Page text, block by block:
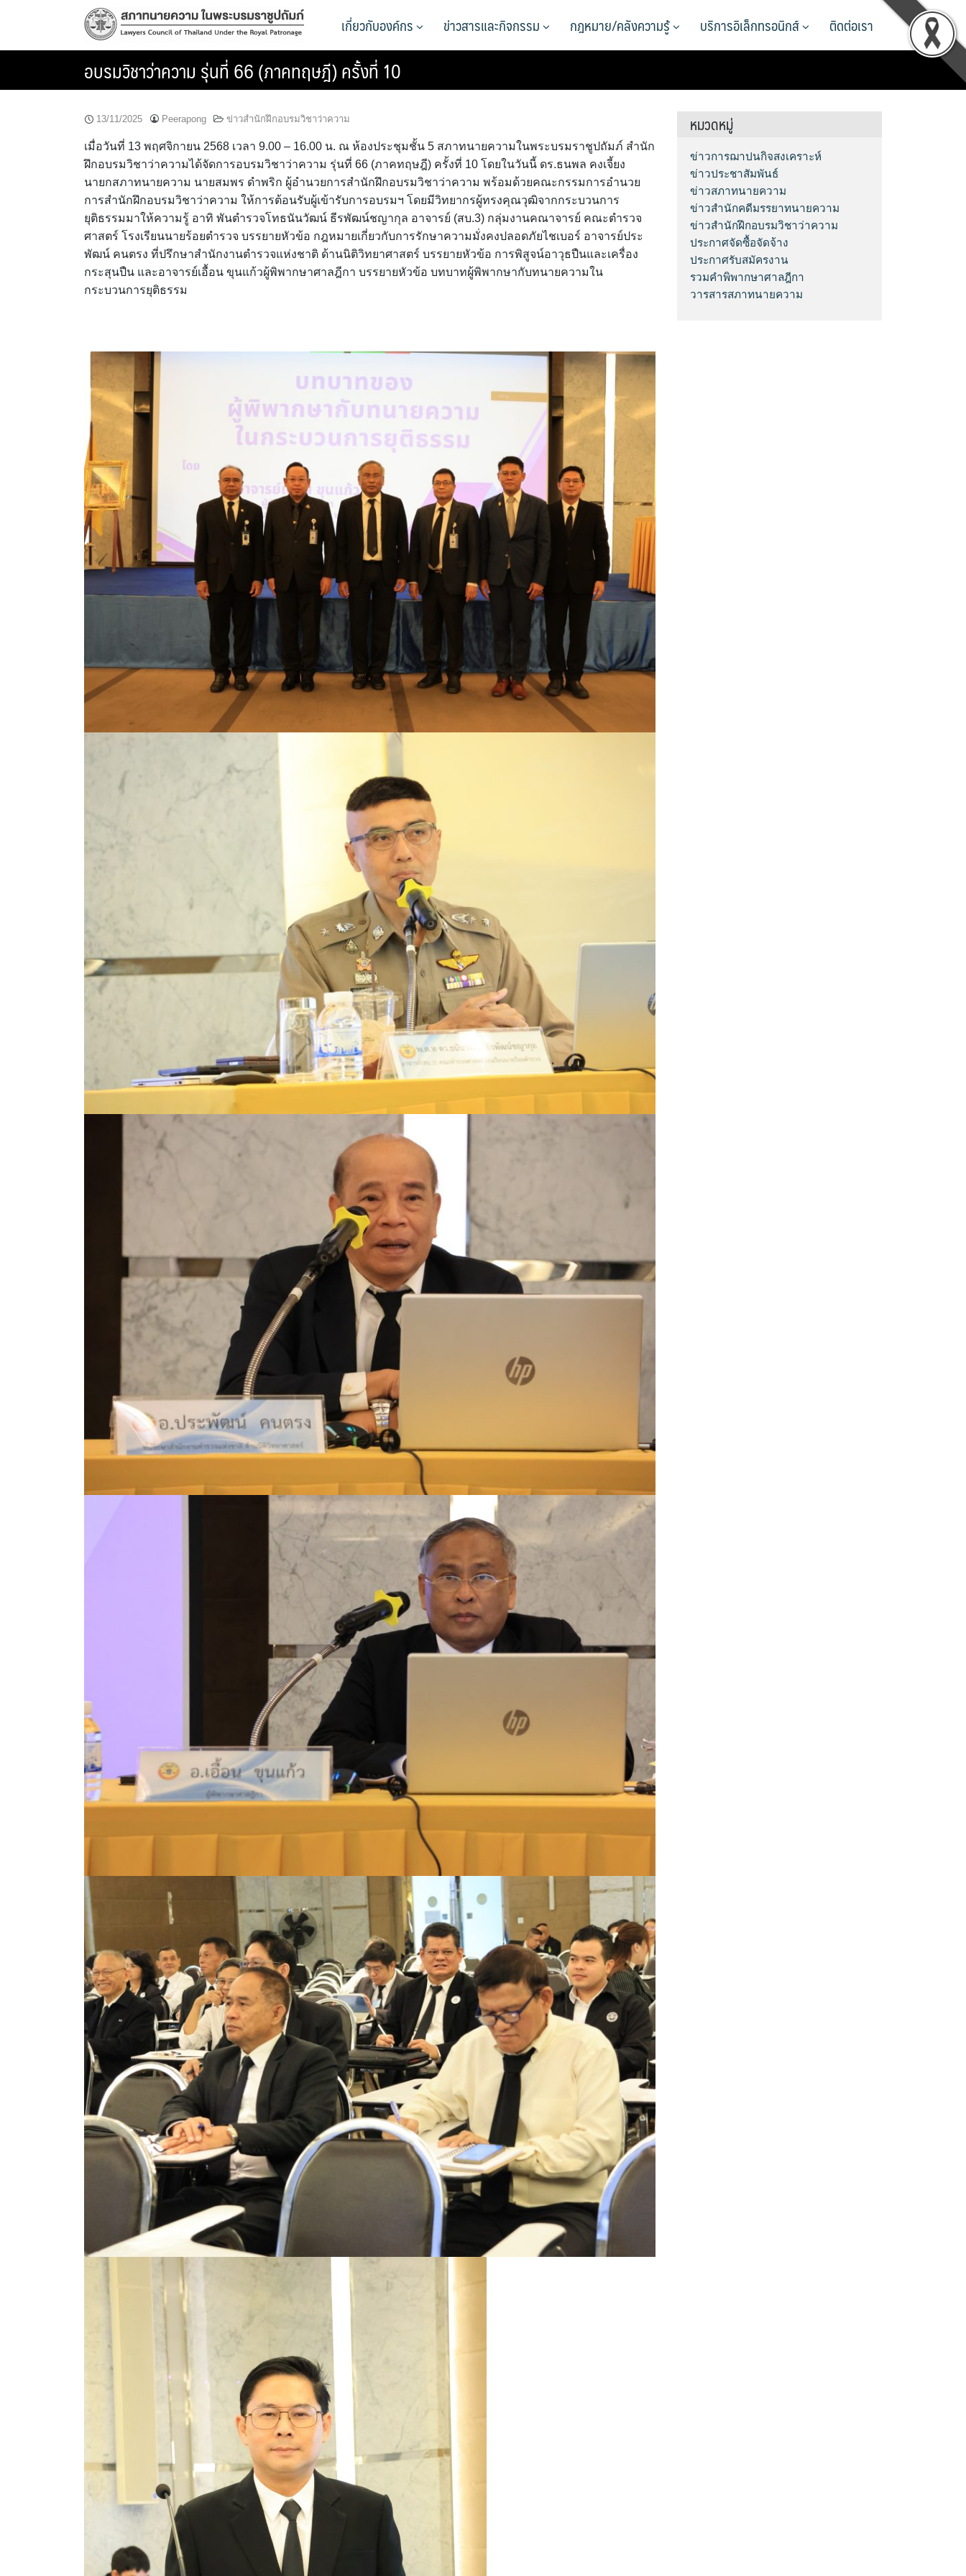
เกี่ยวกับองค์กร ข่าวสารและกิจกรรม กฎหมาย/คลังความรู้ บริการอิเล็กทรอนิกส์ ติดต่อเรา
อบรมวิชาว่าความ รุ่นที่ 66 (ภาคทฤษฎี) ครั้งที่ 10
13/11/2025 Peerapong ข่าวสำนักฝึกอบรมวิชาว่าความ
เมื่อวันที่ 13 พฤศจิกายน 2568 เวลา 9.00 – 16.00 น. ณ ห้องประชุมชั้น 5 สภาทนายความในพระบรมราชูปถัมภ์ สำนัก
ฝึกอบรมวิชาว่าความได้จัดการอบรมวิชาว่าความ รุ่นที่ 66 (ภาคทฤษฎี) ครั้งที่ 10 โดยในวันนี้ ดร.ธนพล คงเจี้ยง
นายกสภาทนายความ นายสมพร ดำพริก ผู้อำนวยการสำนักฝึกอบรมวิชาว่าความ พร้อมด้วยคณะกรรมการอำนวย
การสำนักฝึกอบรมวิชาว่าความ ให้การต้อนรับผู้เข้ารับการอบรมฯ โดยมีวิทยากรผู้ทรงคุณวุฒิจากกระบวนการ
ยุติธรรมมาให้ความรู้ อาทิ พันตำรวจโทธนันวัฒน์ ธีรพัฒน์ชญากุล อาจารย์ (สบ.3) กลุ่มงานคณาจารย์ คณะตำรวจ
ศาสตร์ โรงเรียนนายร้อยตำรวจ บรรยายหัวข้อ กฎหมายเกี่ยวกับการรักษาความมั่งคงปลอดภัยไชเบอร์ อาจารย์ประ
พัฒน์ คนตรง ที่ปรึกษาสำนักงานตำรวจแห่งชาติ ด้านนิติวิทยาศาสตร์ บรรยายหัวข้อ การพิสูจน์อาวุธปืนและเครื่อง
กระสุนปืน และอาจารย์เอื้อน ขุนแก้วผู้พิพากษาศาลฎีกา บรรยายหัวข้อ บทบาทผู้พิพากษากับทนายความใน
กระบวนการยุติธรรม
หมวดหมู่
ข่าวการฌาปนกิจสงเคราะห์
ข่าวประชาสัมพันธ์
ข่าวสภาทนายความ
ข่าวสำนักคดีมรรยาทนายความ
ข่าวสำนักฝึกอบรมวิชาว่าความ
ประกาศจัดซื้อจัดจ้าง
ประกาศรับสมัครงาน
รวมคำพิพากษาศาลฎีกา
วารสารสภาทนายความ